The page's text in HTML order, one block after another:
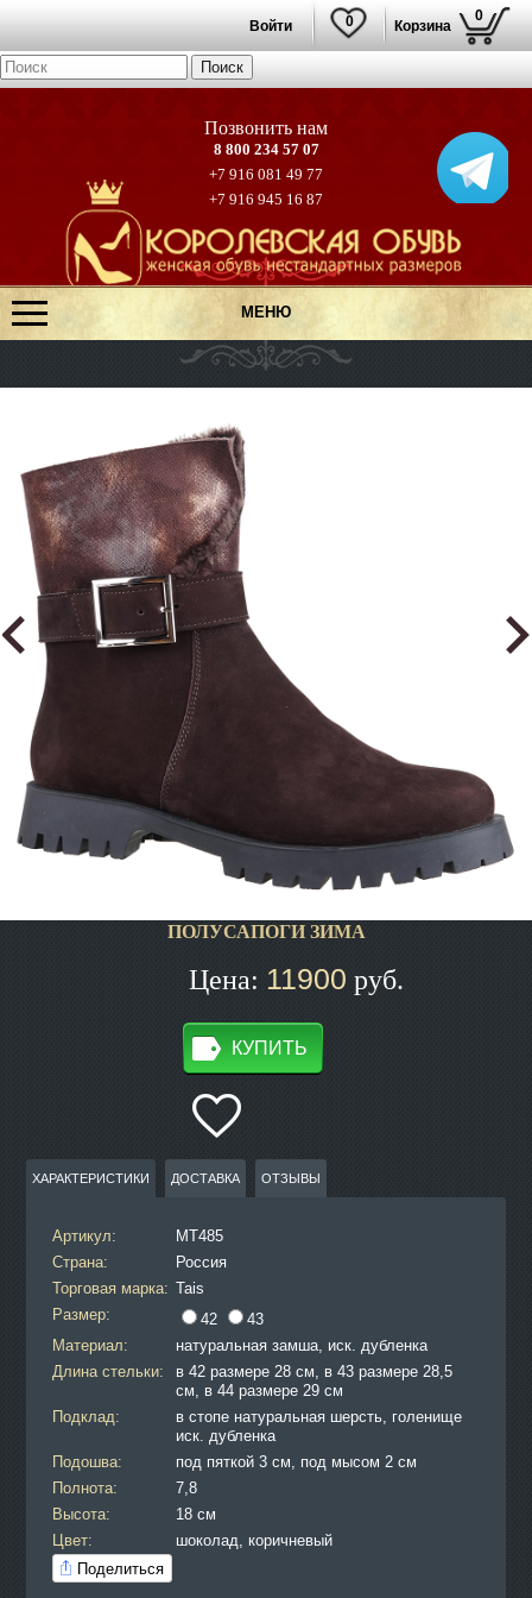
Корзина
0
0
Войти
8 800 234 57 07
+7 916 081 49 77
+7 916 945 16 87
МЕНЮ
ПОЛУСАПОГИ ЗИМА
Цена: 11900 руб.
КУПИТЬ
ХАРАКТЕРИСТИКИ ДОСТАВКА ОТЗЫВЫ
Артикул:
MT485
Страна:
Россия
Торговая марка: Tais
Размер:
42
43
Материал:
натуральная замша, иск. дубленка
Длина стельки:
в 42 размере 28 см, в 43 размере 28,5
см, в 44 размере 29 см
Подклад:
в стопе натуральная шерсть, голенище
иск. дубленка
Подошва:
под пяткой 3 см, под мысом 2 см
Полнота:
7,8
Высота:
18 см
Цвет:
шоколад, коричневый
Поделиться